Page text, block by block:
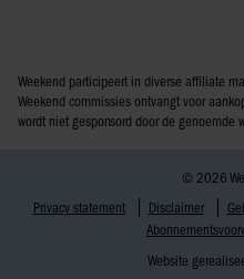
Weekend participeert in diverse affiliate
Weekend commissies ontvangt voor
wordt niet gesponsord door de genoemde
© 2026
Privacy statement
Disclaimer
Website